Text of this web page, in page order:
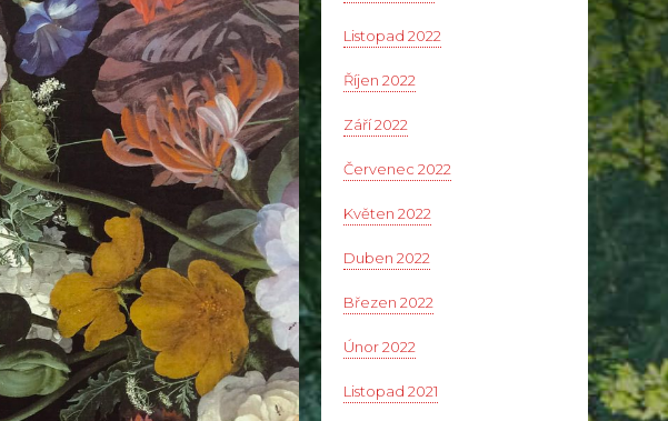
Listopad 2022
Říjen 2022
Září 2022
Červenec 2022
Květen 2022
Duben 2022
Březen 2022
Únor 2022
Listopad 2021